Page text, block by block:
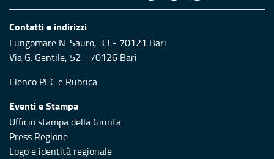
Contatti e indirizzi
Lungomare N. Sauro, 33 - 70121 Bari
Via G. Gentile, 52 - 70126 Bari
Elenco PEC e Rubrica
Eventi e Stampa
Ufficio stampa della Giunta
Press Regione
Logo e identità regionale